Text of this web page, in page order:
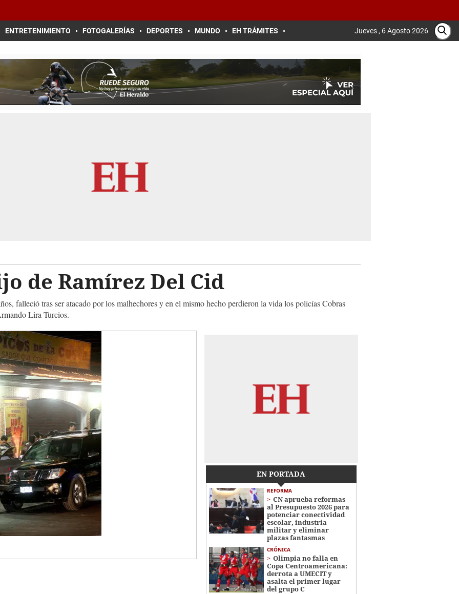
ENTRETENIMIENTO FOTOGALERÍAS DEPORTES MUNDO EH TRÁMITES Jueves , 6 Agosto 2026
de Ramírez Del Cid
falleció tras ser atacado por los malhechores y en el mismo hecho perdieron la vida los policías Cobras
Lira Turcios.
EN PORTADA
REFORMA
CN aprueba reformas
al Presupuesto 2026 para
potenciar conectividad
escolar, industria
militar y eliminar
plazas fantasmas
CRÓNICA
Olimpia no falla en
Copa Centroamericana:
derrota a UMECIT y
asalta el primer lugar
del grupo C